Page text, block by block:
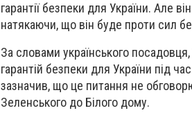
гарантії безпеки для України. Але
натякаючи, що він буде проти сил
За словами українського
гарантій безпеки для України під
зазначив, що це питання не
Зеленського до Білого дому.